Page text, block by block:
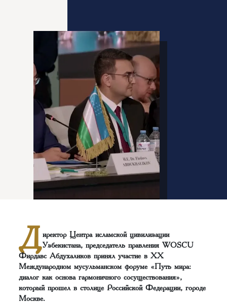
Д иректор Центра исламской цивилизации
Узбекистана, председатель правления WOSCU
Фирдавс Абдухаликов принял участие в XX
Международном мусульманском форуме «Путь мира:
диалог как основа гармоничного сосуществования»,
который прошел в столице Российской Федерации, городе
Москве.